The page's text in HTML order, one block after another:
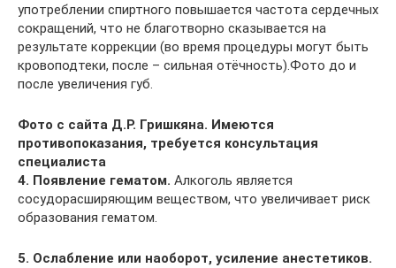
употреблении спиртного повышается частота сердечных
сокращений, что не благотворно сказывается на
результате коррекции (во время процедуры могут быть
кровоподтеки, после – сильная отёчность).Фото до и
после увеличения губ.
Фото с сайта Д.Р. Гришкяна. Имеются
противопоказания, требуется консультация
специалиста
4. Появление гематом. Алкоголь является
сосудорасширяющим веществом, что увеличивает риск
образования гематом.
5. Ослабление или наоборот, усиление анестетиков.